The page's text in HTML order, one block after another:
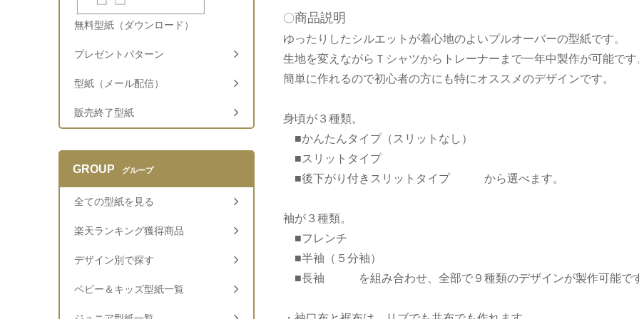
〇商品説明
ゆったりしたシルエットが着心地のよいプルオーバーの型紙です。
生地を変えながらＴシャツからトレーナーまで一年中製作が可能です
簡単に作れるので初心者の方にも特にオススメのデザインです。
身頃が３種類。
■かんたんタイプ（スリットなし）
■スリットタイプ
■後下がり付きスリットタイプ から選べます。
袖が３種類。
■フレンチ
■半袖（５分袖）
■長袖 を組み合わせ、全部で９種類のデザインが製作可能で
無料型紙（ダウンロード）
プレゼントパターン
型紙（メール配信）
販売終了型紙
GROUP グループ
全ての型紙を見る
楽天ランキング獲得商品
デザイン別で探す
ベビー＆キッズ型紙一覧